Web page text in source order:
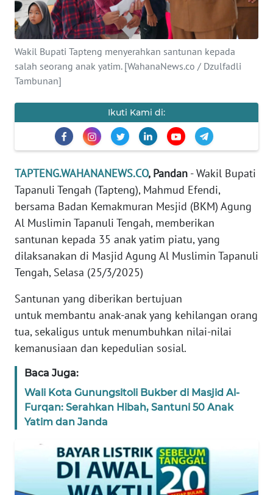
Wakil Bupati Tapteng menyerahkan santunan kepada
salah seorang anak yatim. [WahanaNews.co / Dzulfadli
Tambunan]
Ikuti Kami di:
TAPTENG.WAHANANEWS.CO, Pandan - Wakil Bupati
Tapanuli Tengah (Tapteng), Mahmud Efendi,
bersama Badan Kemakmuran Mesjid (BKM) Agung
Al Muslimin Tapanuli Tengah, memberikan
santunan kepada 35 anak yatim piatu, yang
dilaksanakan di Masjid Agung Al Muslimin Tapanuli
Tengah, Selasa (25/3/2025)
Santunan yang diberikan bertujuan
untuk membantu anak-anak yang kehilangan orang
tua, sekaligus untuk menumbuhkan nilai-nilai
kemanusiaan dan kepedulian sosial.
Baca Juga:
Wali Kota Gunungsitoli Bukber di Masjid Al-
Furqan: Serahkan Hibah, Santuni 50 Anak
Yatim dan Janda
INFO
IKLAN
TENTANG
KAMI
REDAKSI
KARIR
DISCLAIMER
Wahana
Regional
SUMUT
WN
WN
JABAR